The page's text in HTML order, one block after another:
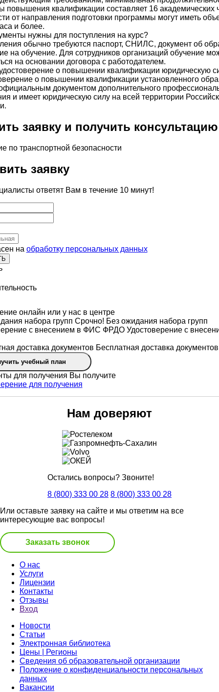
повышения квалификации составляет 16 академических
от направления подготовки программы могут иметь
и более.
нужны для поступления на курс?
обычно требуются паспорт, СНИЛС, документ об
на обучение. Для сотрудников организаций обучение
на основании договора с работодателем.
о повышении квалификации юридическую
о повышении квалификации установленного
документом дополнительного
и имеет юридическую силу на всей территории
заявку и получить консультацию
заявку
ответят Вам в течение 10 минут!
на обработку персональных данных
онлайн или у нас в центре
Срочно! Без ожидания набора групп
Удостоверение с
Бесплатная доставка документов
учебный план
Вы получите
Нам доверяют
Остались вопросы? Звоните!
8 (800) 333 00 28 8 (800) 333 00 28
Или оставьте заявку на сайте и мы ответим на все
интересующие вас вопросы!
Заказать звонок
О нас
Услуги
Лицензии
Контакты
Отзывы
Вход
Новости
Статьи
Электронная библиотека
Цены | Регионы
Сведения об образовательной организации
Положение о конфиденциальности персональных
данных
Вакансии